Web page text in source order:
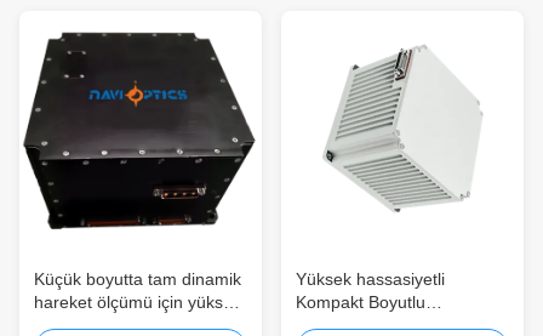
Küçük boyutta tam dinamik
hareket ölçümü için yüksek
hassasiyetli TDF72IMU0
Yüksek hassasiyetli
Kompakt Boyutlu
Navigasyon ve Robotik için